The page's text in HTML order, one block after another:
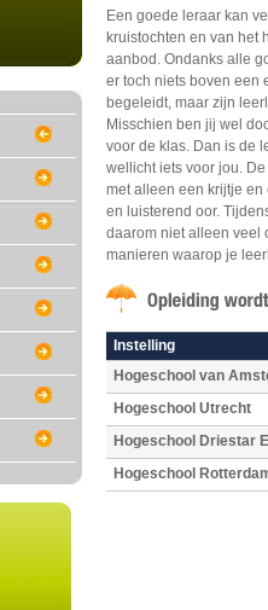
Een goede leraar kan
kruistochten en van het
aanbod. Ondanks alle
er toch niets boven een
begeleidt, maar zijn
Misschien ben jij wel
voor de klas. Dan is de
wellicht iets voor jou.
met alleen een krijtje
en luisterend oor.
daarom niet alleen veel
manieren waarop je
Instelling
Hogeschool van
Hogeschool Utrecht
Hogeschool Driestar
Hogeschool